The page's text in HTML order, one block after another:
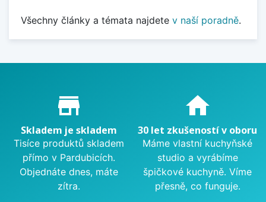
Všechny články a témata najdete v naší poradně.
Proč nakupovat u nás?
store_mall_directory
Skladem je skladem
Tisíce produktů skladem
přímo v Pardubicích.
Objednáte dnes, máte
zítra.
home
30 let zkušeností v oboru
Máme vlastní kuchyňské
studio a vyrábíme
špičkové kuchyně. Víme
přesně, co funguje.